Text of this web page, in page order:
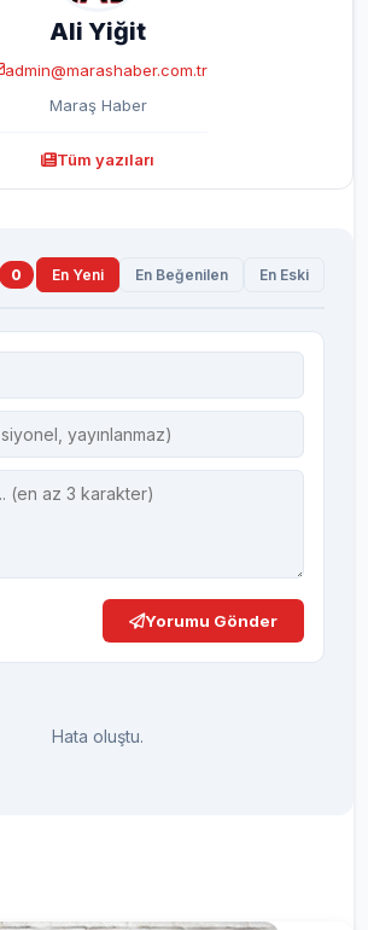
Ali Yiğit
admin@marashaber.com.tr
Maraş Haber
Tüm yazıları
0 En Yeni En Beğenilen En Eski
Yorumu Gönder
Hata oluştu.